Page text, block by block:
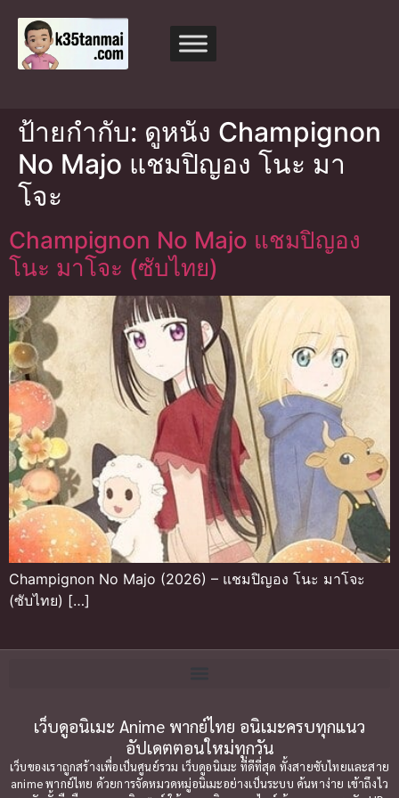
ป้ายกำกับ: ดูหนัง Champignon
No Majo แชมปิญอง โนะ มา
โจะ
Champignon No Majo แชมปิญอง
โนะ มาโจะ (ซับไทย)
Champignon No Majo (2026) – แชมปิญอง โนะ มาโจะ
(ซับไทย) […]
เว็บดูอนิเมะ Anime พากย์ไทย อนิเมะครบทุกแนว
อัปเดตตอนใหม่ทุกวัน
เว็บของเราถูกสร้างเพื่อเป็นศูนย์รวม เว็บดูอนิเมะ ที่ดีที่สุด ทั้งสายซับไทยและสาย
anime พากย์ไทย ด้วยการจัดหมวดหมู่อนิเมะอย่างเป็นระบบ ค้นหาง่าย เข้าถึงไว